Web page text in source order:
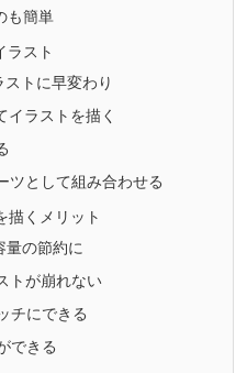
も簡単
ラスト
トに早変わり
イラストを描く
ツとして組み合わせる
描くメリット
量の節約に
トが崩れない
チにできる
できる